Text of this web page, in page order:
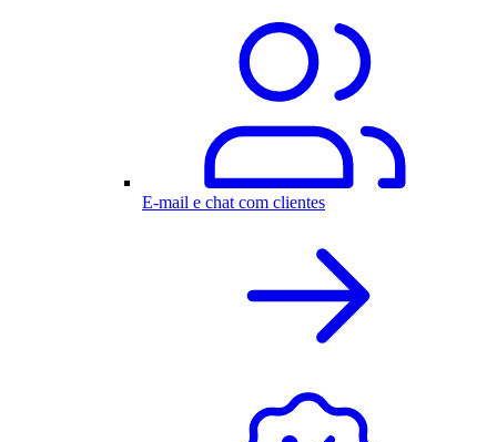
E-mail e chat com clientes